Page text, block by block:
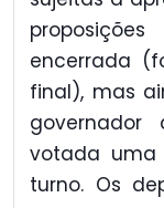
encerrada
final), mas
votada uma
turno. Os